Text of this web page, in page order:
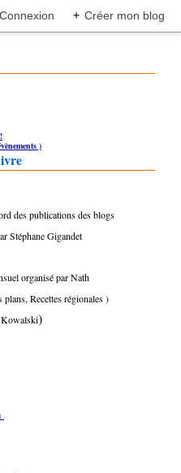
Connexion + Créer mon blog
)
des publications des blogs
Stéphane Gigandet
organisé par Nath
plans, Recettes régionales )
)